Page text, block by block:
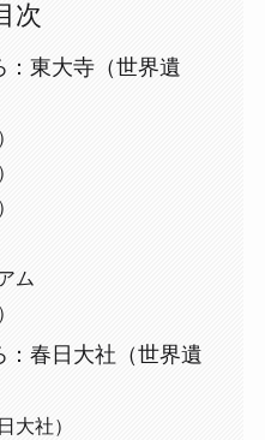
次
東大寺（世界遺
ム
春日大社（世界遺
大社）